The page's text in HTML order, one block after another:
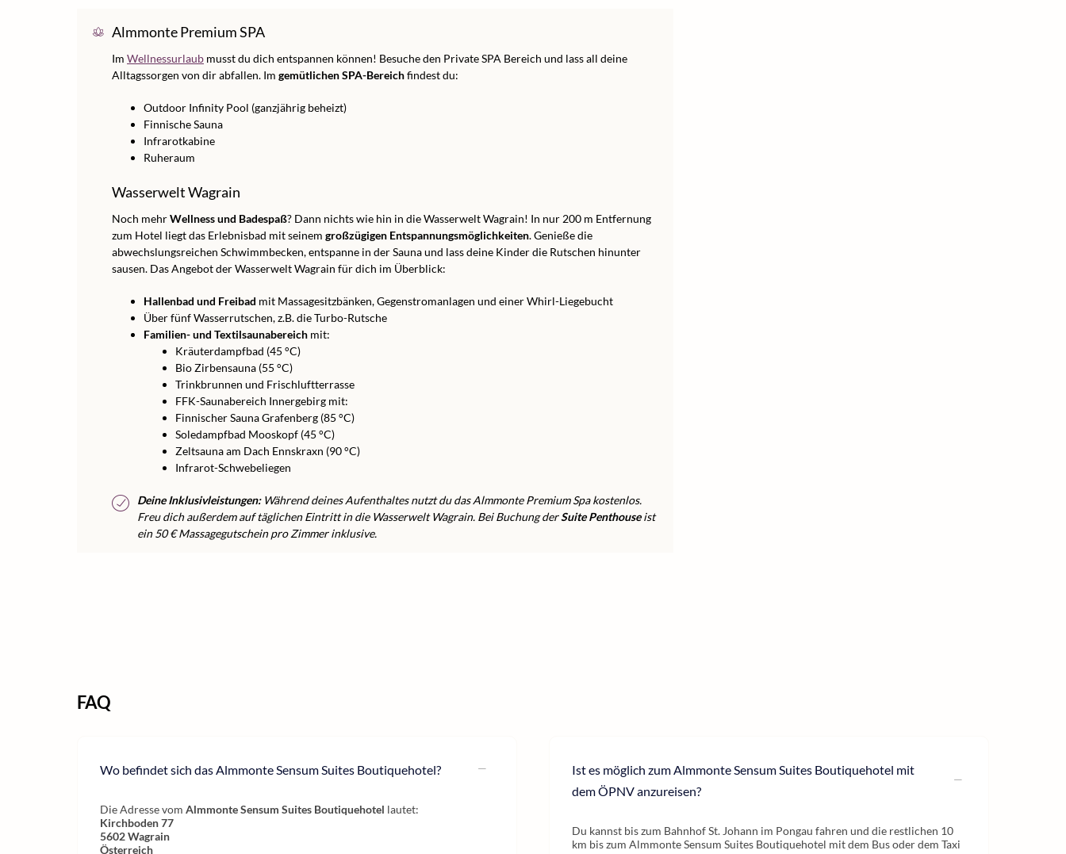
Almmonte Premium SPA
Im Wellnessurlaub musst du dich entspannen können! Besuche den Private SPA Bereich und lass all deine
Alltagssorgen von dir abfallen. Im gemütlichen SPA-Bereichfindest du:
Outdoor Infinity Pool (ganzjährig beheizt)
Finnische Sauna
Infrarotkabine
Ruheraum
Wasserwelt Wagrain
Noch mehrWellness und Badespaß? Dann nichts wie hin in die Wasserwelt Wagrain! In nur 200 m Entfernung
zum Hotel liegt das Erlebnisbad mit seinem großzügigen Entspannungsmöglichkeiten. Genieße die
abwechslungsreichen Schwimmbecken, entspanne in der Sauna und lass deine Kinder die Rutschen hinunter
sausen. Das Angebot der Wasserwelt Wagrain für dich im Überblick:
Hallenbad und Freibad mit Massagesitzbänken, Gegenstromanlagen und einer Whirl-Liegebucht
Über fünf Wasserrutschen, z.B. die Turbo-Rutsche
Familien- und Textilsaunabereich mit:
Kräuterdampfbad (45 °C)
Bio Zirbensauna (55 °C)
Trinkbrunnen und Frischluftterrasse
FFK-Saunabereich Innergebirg mit:
Finnischer Sauna Grafenberg (85 °C)
Soledampfbad Mooskopf (45 °C)
Zeltsauna am Dach Ennskraxn (90 °C)
Infrarot-Schwebeliegen
Deine Inklusivleistungen:Während deines Aufenthaltes nutzt du das Almmonte Premium Spa kostenlos.
Freu dich außerdem auf täglichen Eintritt in die Wasserwelt Wagrain. Bei Buchung derSuite Penthouseist
ein 50 € Massagegutschein pro Zimmer inklusive.
FAQ
Wo befindet sich das Almmonte Sensum Suites Boutiquehotel?
Die Adresse vom Almmonte Sensum Suites Boutiquehotel lautet:
Kirchboden 77
5602Wagrain
Österreich
Ist es möglich zum Almmonte Sensum Suites Boutiquehotel mit
dem ÖPNV anzureisen?
Du kannst bis zum Bahnhof St. Johann im Pongau fahren und die restlichen 10
km bis zum Almmonte Sensum Suites Boutiquehotel mit dem Bus oder dem Taxi